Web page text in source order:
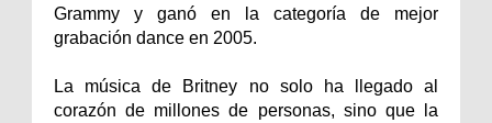
Grammy y ganó en la categoría de mejor
grabación dance en 2005.
La música de Britney no solo ha llegado al
corazón de millones de personas, sino que la